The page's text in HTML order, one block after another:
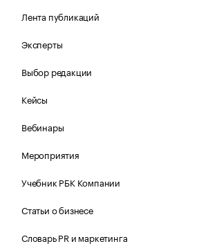
Лента публикаций
Эксперты
Выбор редакции
Кейсы
Вебинары
Мероприятия
Учебник РБК Компании
Статьи о бизнесе
Словарь PR и маркетинга